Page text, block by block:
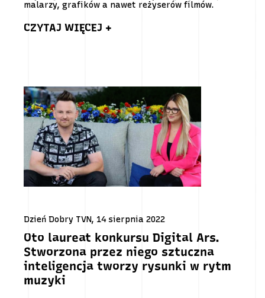
malarzy, grafików a nawet reżyserów filmów.
CZYTAJ WIĘCEJ +
Dzień Dobry TVN, 14 sierpnia 2022
Oto laureat konkursu Digital Ars.
Stworzona przez niego sztuczna
inteligencja tworzy rysunki w rytm
muzyki